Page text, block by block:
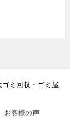
ゴミ回収・ゴミ屋
お客様の声